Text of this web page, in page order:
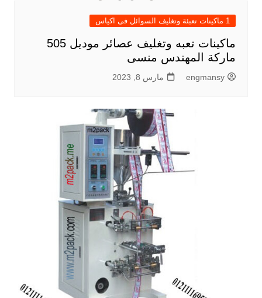
1 ماكينات تعبئة وتغليف السوائل فى اكياس
ماكينات تعبه وتغليف عصائر موديل 505
ماركة المهندس منسى
engmansy مارس 8, 2023